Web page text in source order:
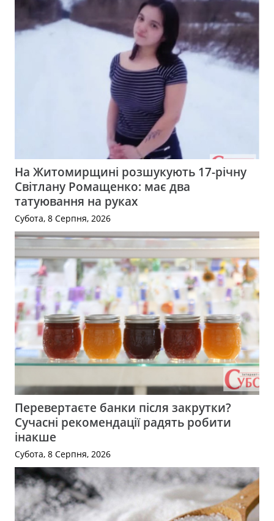
На Житомирщині розшукують 17-річну
Світлану Ромащенко: має два
татуювання на руках
Субота, 8 Серпня, 2026
Перевертаєте банки після закрутки?
Сучасні рекомендації радять робити
інакше
Субота, 8 Серпня, 2026